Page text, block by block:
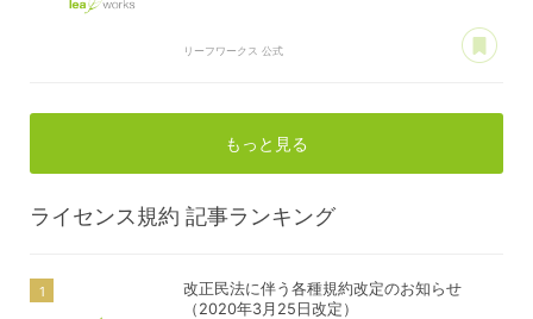
リーフワークス 公式
もっと見る
ライセンス規約 記事ランキング
改正民法に伴う各種規約改定のお知らせ
（2020年3月25日改定）